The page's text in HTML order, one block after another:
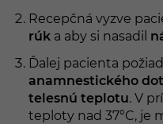
Recepčná vyzve
rúk a aby si nasadil
Ďalej pacienta
anamnestického
telesnú teplotu. V
teploty nad 37°C, je